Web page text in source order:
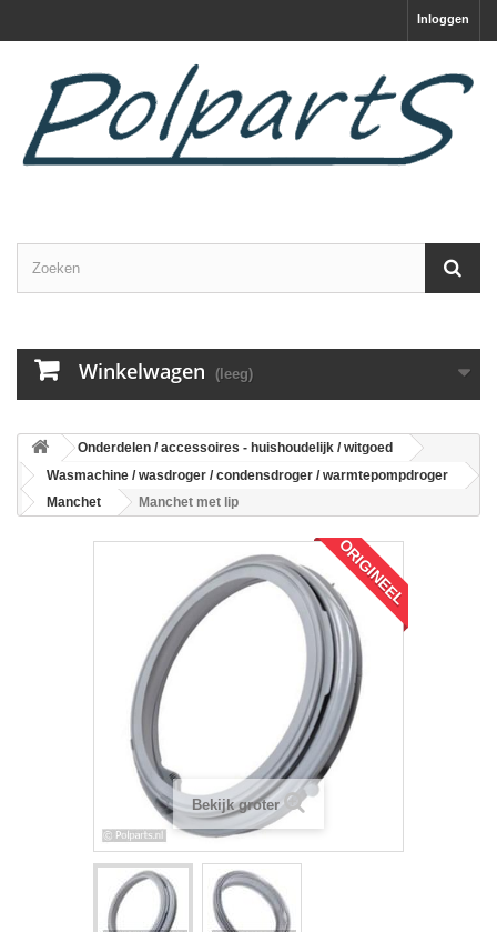
Inloggen
Winkelwagen (leeg)
Onderdelen / accessoires - huishoudelijk / witgoed
Wasmachine / wasdroger / condensdroger / warmtepompdroger
Manchet
Manchet met lip
ORIGINEEL
Bekijk groter